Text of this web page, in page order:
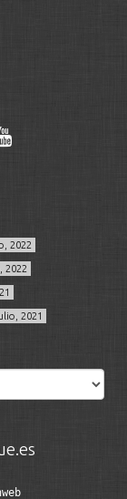
2022
2022
2021